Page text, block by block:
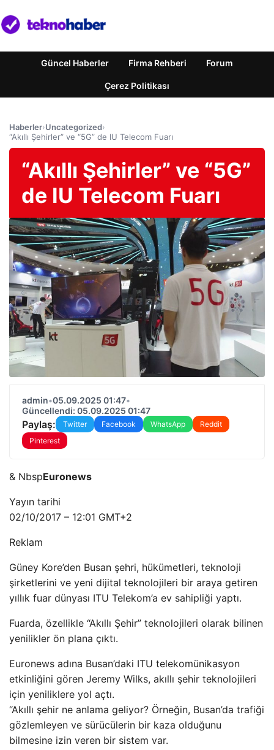
Güncel Haberler Firma Rehberi Forum
Çerez Politikası
Haberler›Uncategorized›
“Akıllı Şehirler” ve “5G” de IU Telecom Fuarı
“Akıllı Şehirler” ve “5G”
de IU Telecom Fuarı
admin•05.09.2025 01:47•
Güncellendi: 05.09.2025 01:47
Paylaş: Twitter Facebook WhatsApp
Reddit
Pinterest
& NbspEuronews
Yayın tarihi
02/10/2017 – 12:01 GMT+2
Reklam
Güney Kore’den Busan şehri, hükümetleri, teknoloji
şirketlerini ve yeni dijital teknolojileri bir araya getiren
yıllık fuar dünyası ITU Telekom’a ev sahipliği yaptı.
Fuarda, özellikle “Akıllı Şehir” teknolojileri olarak bilinen
yenilikler ön plana çıktı.
Euronews adına Busan’daki ITU telekomünikasyon
etkinliğini gören Jeremy Wilks, akıllı şehir teknolojileri
için yeniliklere yol açtı.
“Akıllı şehir ne anlama geliyor? Örneğin, Busan’da trafiği
gözlemleyen ve sürücülerin bir kaza olduğunu
bilmesine izin veren bir sistem var.